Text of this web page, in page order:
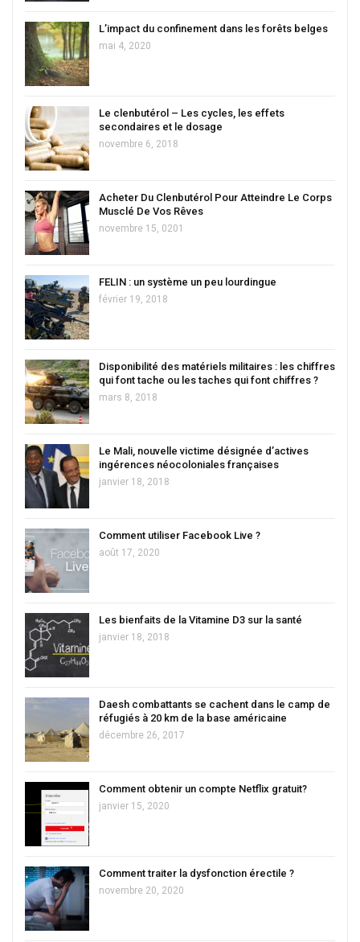
L’impact du confinement dans les forêts belges
mai 4, 2020
Le clenbutérol – Les cycles, les effets
secondaires et le dosage
novembre 6, 2018
Acheter Du Clenbutérol Pour Atteindre Le Corps
Musclé De Vos Rêves
novembre 15, 0201
FELIN : un système un peu lourdingue
février 19, 2018
Disponibilité des matériels militaires : les chiffres
qui font tache ou les taches qui font chiffres ?
mars 8, 2018
Le Mali, nouvelle victime désignée d’actives
ingérences néocoloniales françaises
janvier 18, 2018
Comment utiliser Facebook Live ?
août 17, 2020
Les bienfaits de la Vitamine D3 sur la santé
janvier 18, 2018
Daesh combattants se cachent dans le camp de
réfugiés à 20 km de la base américaine
décembre 26, 2017
Comment obtenir un compte Netflix gratuit?
janvier 15, 2020
Comment traiter la dysfonction érectile ?
novembre 20, 2020